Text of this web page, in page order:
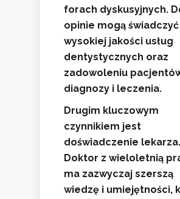
forach dyskusyjnych.
opinie mogą
wysokiej jakości usług
dentystycznych oraz
zadowoleniu
diagnozy i leczenia.
Drugim kluczowym
czynnikiem jest
doświadczenie lekarza.
Doktor z wieloletnią
ma zazwyczaj szerszą
wiedzę i umiejętności,